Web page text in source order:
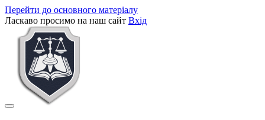
Перейти до основного матеріалу
Ласкаво просимо на наш сайт Вхід